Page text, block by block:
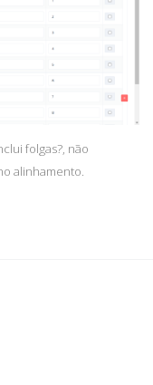
folgas?, não
alinhamento.